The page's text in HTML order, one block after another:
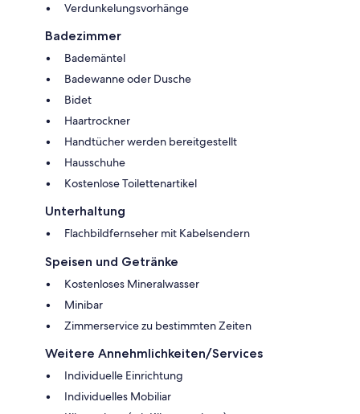
Verdunkelungsvorhänge
Badezimmer
Bademäntel
Badewanne oder Dusche
Bidet
Haartrockner
Handtücher werden bereitgestellt
Hausschuhe
Kostenlose Toilettenartikel
Unterhaltung
Flachbildfernseher mit Kabelsendern
Speisen und Getränke
Kostenloses Mineralwasser
Minibar
Zimmerservice zu bestimmten Zeiten
Weitere Annehmlichkeiten/Services
Individuelle Einrichtung
Individuelles Mobiliar